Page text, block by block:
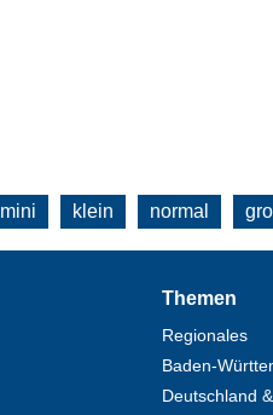
mini klein normal
Themen
Regionales
Baden-
Deutschland